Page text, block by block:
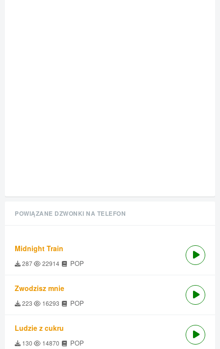
POWIĄZANE DZWONKI NA TELEFON
Midnight Train
287 22914 POP
Zwodzisz mnie
223 16293 POP
Ludzie z cukru
130 14870 POP